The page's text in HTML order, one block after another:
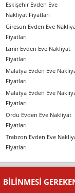
Eskişehir Evden Eve
Nakliyat Fiyatları
Giresun Evden Eve
Fiyatları
İzmir Evden Eve Nakliyat
Fiyatları
Malatya Evden Eve
Fiyatları
Malatya Evden Eve
Fiyatları
Ordu Evden Eve Nakliyat
Fiyatları
Trabzon Evden Eve
Fiyatları
BILINMESI